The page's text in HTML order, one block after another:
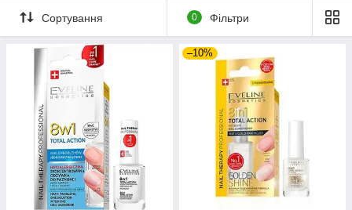
Сортування 0 Фільтри
–10%